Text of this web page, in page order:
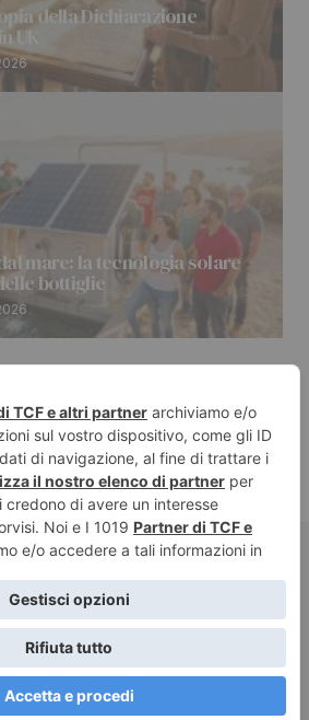
della Dichiarazione
UK
mare: la tecnologia solare
bottiglie
srl. All Rights Reserved.
AnimaliCulturaScienza